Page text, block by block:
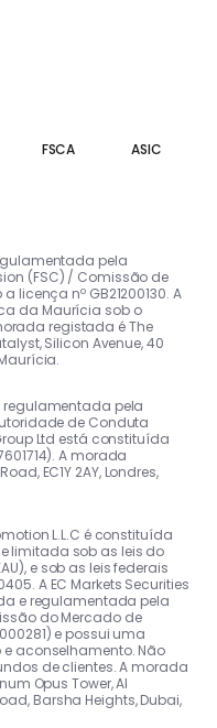
FSCA ASIC
pela
(FSC) / Comissão de
licença nº GB21200130. A
da Maurícia sob o
registada é The
Silicon Avenue, 40
regulamentada pela
de Conduta
Ltd está constituída
A morada
EC1Y 2AY, Londres,
L.L.C é constituída
limitada sob as leis do
e sob as leis federais
A EC Markets Securities
e regulamentada pela
do Mercado de
e possui uma
aconselhamento. Não
de clientes. A morada
Opus Tower, Al
Barsha Heights, Dubai,